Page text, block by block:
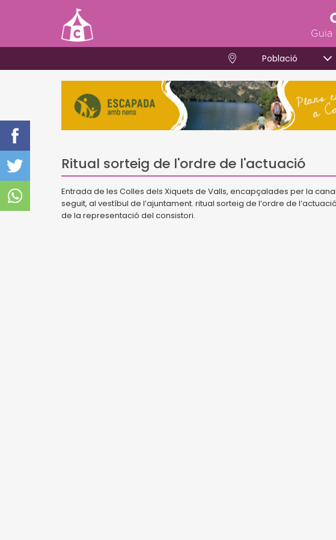
Guia
Població
Ritual sorteig de l'ordre de l'actuació
Entrada de les Colles dels Xiquets de Valls, encapçalades per la
seguit, al vestíbul de l’ajuntament. ritual sorteig de l’ordre de
de la representació del consistori.